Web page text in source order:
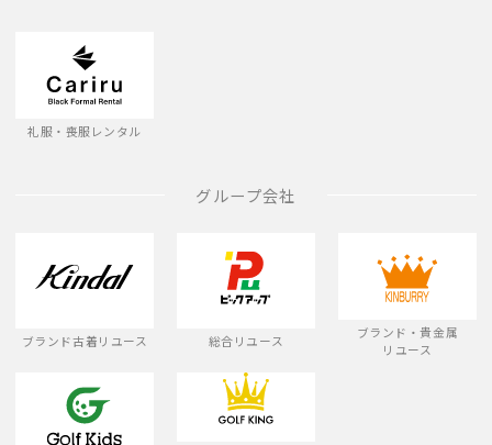
礼服・喪服レンタル
グループ会社
ブランド古着リユース 総合リユース
ブランド・貴金属
リユース